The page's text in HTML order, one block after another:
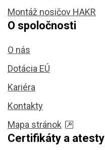
Montáž nosičov HAKR
O spoločnosti
O nás
Dotácia EÚ
Kariéra
Kontakty
Mapa stránok
Certifikáty a atesty